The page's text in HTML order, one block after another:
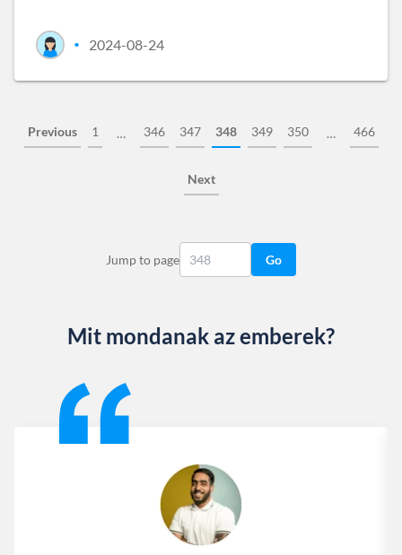
• 2024-08-24
Previous 1 … 346 347 348 349 350 … 466
Next
Jump to page Go
Mit mondanak az emberek?